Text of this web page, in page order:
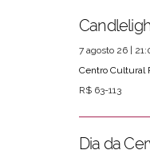
7 agosto 26 |
Centro Cultural
R$ 63-113
Dia da